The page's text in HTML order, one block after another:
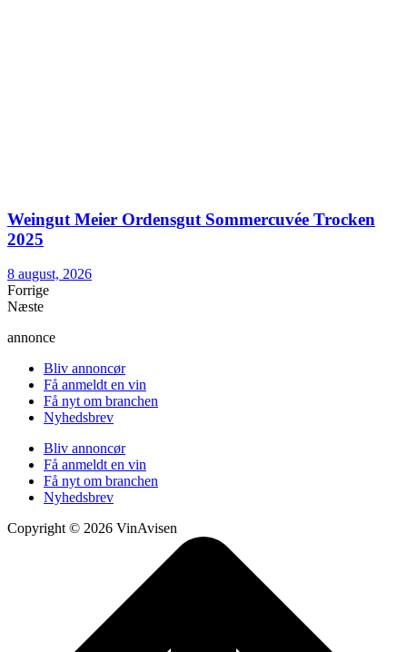
Weingut Meier Ordensgut Sommercuvée Trocken
2025
8 august, 2026
Forrige
Næste
annonce
Bliv annoncør
Få anmeldt en vin
Få nyt om branchen
Nyhedsbrev
Bliv annoncør
Få anmeldt en vin
Få nyt om branchen
Nyhedsbrev
Copyright © 2026 VinAvisen